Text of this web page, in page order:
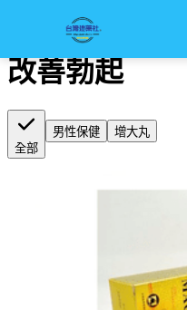
改善勃起
改善勃起
全部
男性保健 增大丸